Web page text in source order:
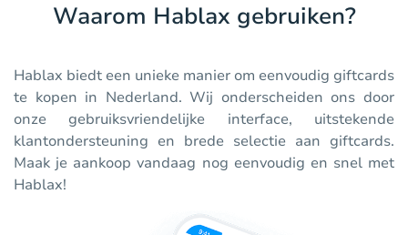
Waarom Hablax gebruiken?
Hablax biedt een unieke manier om eenvoudig giftcards
te kopen in Nederland. Wij onderscheiden ons door
onze gebruiksvriendelijke interface, uitstekende
klantondersteuning en brede selectie aan giftcards.
Maak je aankoop vandaag nog eenvoudig en snel met
Hablax!